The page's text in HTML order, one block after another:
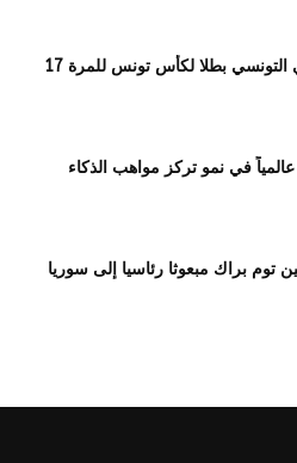
الترجي الرياضي التونسي بطلا لكأس تونس للمرة 17
عالمياً في نمو تركز مواهب الذكاء
توم براك مبعوثا رئاسيا إلى سوريا